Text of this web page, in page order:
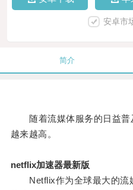
安卓市
简介
随着流媒体服务的日益普
越来越高。
netflix加速器最新版
Netflix作为全球最大的流